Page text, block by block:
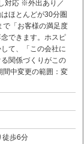
対応 ※外出あり／
ほとんどが30分圏
で「お客様の満足度
できます。ホスピ
て、「この会社に
関係づくりがこの
中変更の範囲：変
徒歩6分